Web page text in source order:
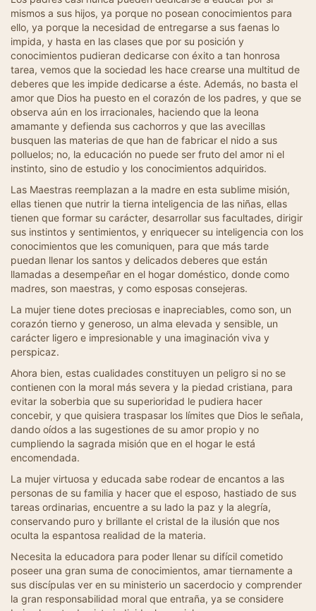
mismos a sus hijos, ya porque no posean conocimientos para
ello, ya porque la necesidad de entregarse a sus faenas lo
impida, y hasta en las clases que por su posición y
conocimientos pudieran dedicarse con éxito a tan honrosa
tarea, vemos que la sociedad les hace crearse una multitud de
deberes que les impide dedicarse a éste. Además, no basta el
amor que Dios ha puesto en el corazón de los padres, y que se
observa aún en los irracionales, haciendo que la leona
amamante y defienda sus cachorros y que las avecillas
busquen las materias de que han de fabricar el nido a sus
polluelos; no, la educación no puede ser fruto del amor ni el
instinto, sino de estudio y los conocimientos adquiridos.
Las Maestras reemplazan a la madre en esta sublime misión,
ellas tienen que nutrir la tierna inteligencia de las niñas, ellas
tienen que formar su carácter, desarrollar sus facultades, dirigir
sus instintos y sentimientos, y enriquecer su inteligencia con los
conocimientos que les comuniquen, para que más tarde
puedan llenar los santos y delicados deberes que están
llamadas a desempeñar en el hogar doméstico, donde como
madres, son maestras, y como esposas consejeras.
La mujer tiene dotes preciosas e inapreciables, como son, un
corazón tierno y generoso, un alma elevada y sensible, un
carácter ligero e impresionable y una imaginación viva y
perspicaz.
Ahora bien, estas cualidades constituyen un peligro si no se
contienen con la moral más severa y la piedad cristiana, para
evitar la soberbia que su superioridad le pudiera hacer
concebir, y que quisiera traspasar los límites que Dios le señala,
dando oídos a las sugestiones de su amor propio y no
cumpliendo la sagrada misión que en el hogar le está
encomendada.
La mujer virtuosa y educada sabe rodear de encantos a las
personas de su familia y hacer que el esposo, hastiado de sus
tareas ordinarias, encuentre a su lado la paz y la alegría,
conservando puro y brillante el cristal de la ilusión que nos
oculta la espantosa realidad de la materia.
Necesita la educadora para poder llenar su difícil cometido
poseer una gran suma de conocimientos, amar tiernamente a
sus discípulas ver en su ministerio un sacerdocio y comprender
la gran responsabilidad moral que entraña, ya se considere